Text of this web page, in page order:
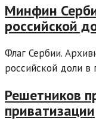
Минфин
российской
Флаг Сербии.
российской доли в
Решетников
приватизации